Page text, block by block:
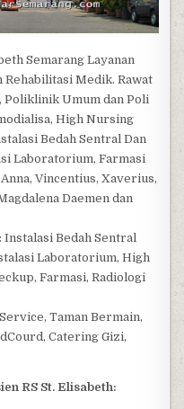
Semarang Layanan
Medik. Rawat
Poliklinik Umum dan Poli
High Nursing
Bedah Sentral Dan
Laboratorium, Farmasi
Vincentius, Xaverius,
Daemen dan
: Instalasi Bedah Sentral
Laboratorium, High
Farmasi, Radiologi
Taman Bermain,
Catering Gizi,
RS St. Elisabeth: